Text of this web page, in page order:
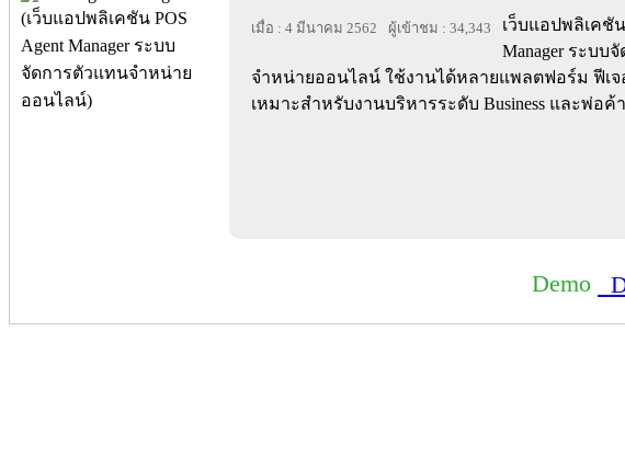
เมื่อ : 4 มีนาคม 2562 ผู้เข้าชม : 34,343
เว็บแอปพลิเคชัน
Manager ระบบ
จำหน่ายออนไลน์ ใช้งานได้หลายแพลตฟอร์ม ฟีเ
เหมาะสำหรับงานบริหารระดับ Business และพ่อ
Demo